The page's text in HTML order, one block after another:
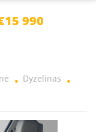
990
Dyzelinas